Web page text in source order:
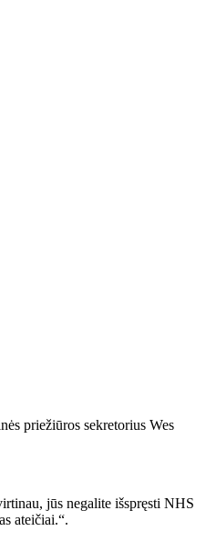
priežiūros sekretorius Wes
jūs negalite išspręsti NHS
ateičiai.“.